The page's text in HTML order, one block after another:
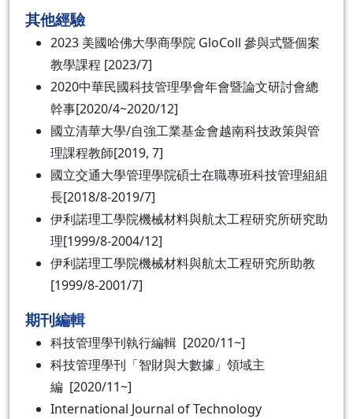
其他經驗
2023 美國哈佛大學商學院 GloColl 參與式暨個案
教學課程 [2023/7]
2020中華民國科技管理學會年會暨論文研討會總
幹事[2020/4~2020/12]
國立清華大學/自強工業基金會越南科技政策與管
理課程教師[2019, 7]
國立交通大學管理學院碩士在職專班科技管理組組
長[2018/8-2019/7]
伊利諾理工學院機械材料與航太工程研究所研究助
理[1999/8-2004/12]
伊利諾理工學院機械材料與航太工程研究所助教
[1999/8-2001/7]
期刊編輯
科技管理學刊執行編輯 [2020/11~]
科技管理學刊「智財與大數據」領域主
編 [2020/11~]
International Journal of Technology